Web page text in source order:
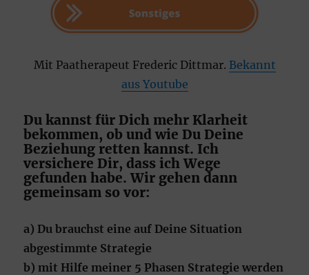
Mit Paatherapeut Frederic Dittmar. Bekannt
aus Youtube
Du kannst für Dich mehr Klarheit
bekommen, ob und wie Du Deine
Beziehung retten kannst. Ich
versichere Dir, dass ich Wege
gefunden habe. Wir gehen dann
gemeinsam so vor:
a) Du brauchst eine auf Deine Situation
abgestimmte Strategie
b) mit Hilfe meiner 5 Phasen Strategie werden